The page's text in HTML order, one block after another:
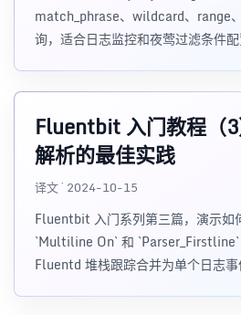
match_phrase、wildcard、range
询，适合日志监控和夜莺过滤条件配
Fluentbit 入门教程（
解析的最佳实践
译文 · 2024-10-15
Fluentbit 入门系列第三篇，演示如
`Multiline On` 和
Fluentd 堆栈跟踪合并为单个日志事